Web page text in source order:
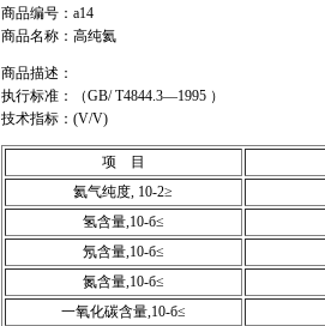
商品编号：a14
商品名称：高纯氦
商品描述：
执行标准：（GB/ T4844.3—1995 ）
技术指标：(V/V)
项 目
氦气纯度, 10-2≥
氢含量,10-б≤
氖含量,10-б≤
氮含量,10-б≤
一氧化碳含量,10-б≤